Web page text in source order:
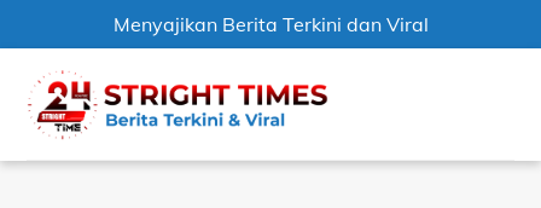
Menyajikan Berita Terkini dan Viral
content